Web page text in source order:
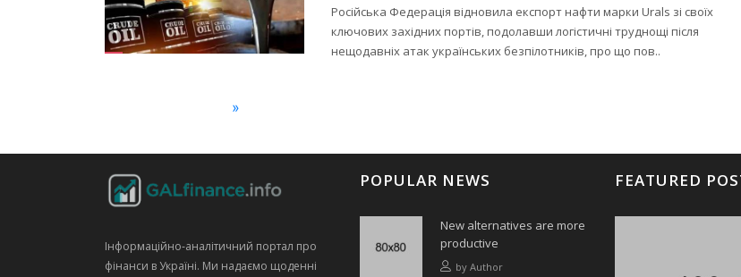
Російська Федерація відновила експорт нафти марки Urals зі своїх
ключових західних портів, подолавши логістичні труднощі після
нещодавніх атак українських безпілотників, про що пов..
»
Інформаційно‑аналітичний портал про
фінанси в Україні. Ми надаємо щоденні
POPULAR NEWS
New alternatives are more
productive
by Author
FEATURED